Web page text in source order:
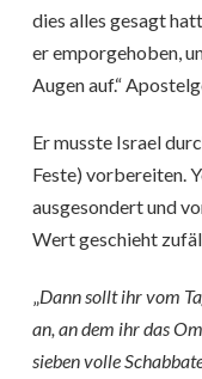
dies alles gesagt
er emporgehoben,
Augen auf.“
Er musste Israel
Feste) vorbereiten.
ausgesondert und
Wert geschieht
„Dann sollt ihr vom
an, an dem ihr das
sieben volle